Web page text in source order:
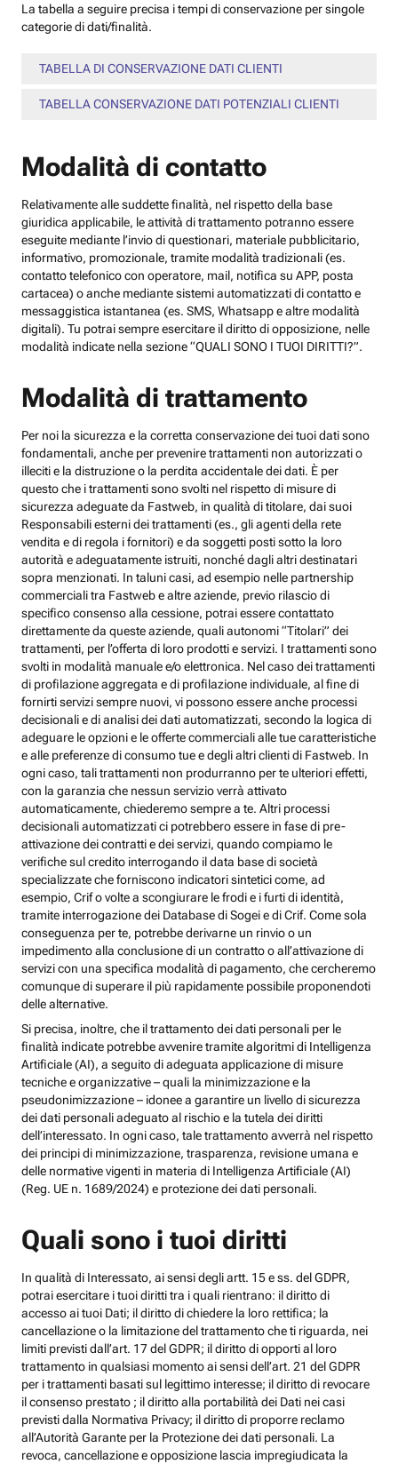
La tabella a seguire precisa i tempi di conservazione per singole
categorie di dati/finalità.
TABELLA DI CONSERVAZIONE DATI CLIENTI
TABELLA CONSERVAZIONE DATI POTENZIALI CLIENTI
Modalità di contatto
Relativamente alle suddette finalità, nel rispetto della base
giuridica applicabile, le attività di trattamento potranno essere
eseguite mediante l’invio di questionari, materiale pubblicitario,
informativo, promozionale, tramite modalità tradizionali (es.
contatto telefonico con operatore, mail, notifica su APP, posta
cartacea) o anche mediante sistemi automatizzati di contatto e
messaggistica istantanea (es. SMS, Whatsapp e altre modalità
digitali). Tu potrai sempre esercitare il diritto di opposizione, nelle
modalità indicate nella sezione “QUALI SONO I TUOI DIRITTI?”.
Modalità di trattamento
Per noi la sicurezza e la corretta conservazione dei tuoi dati sono
fondamentali, anche per prevenire trattamenti non autorizzati o
illeciti e la distruzione o la perdita accidentale dei dati. È per
questo che i trattamenti sono svolti nel rispetto di misure di
sicurezza adeguate da Fastweb, in qualità di titolare, dai suoi
Responsabili esterni dei trattamenti (es., gli agenti della rete
vendita e di regola i fornitori) e da soggetti posti sotto la loro
autorità e adeguatamente istruiti, nonché dagli altri destinatari
sopra menzionati. In taluni casi, ad esempio nelle partnership
commerciali tra Fastweb e altre aziende, previo rilascio di
specifico consenso alla cessione, potrai essere contattato
direttamente da queste aziende, quali autonomi “Titolari” dei
trattamenti, per l’offerta di loro prodotti e servizi. I trattamenti sono
svolti in modalità manuale e/o elettronica. Nel caso dei trattamenti
di profilazione aggregata e di profilazione individuale, al fine di
fornirti servizi sempre nuovi, vi possono essere anche processi
decisionali e di analisi dei dati automatizzati, secondo la logica di
adeguare le opzioni e le offerte commerciali alle tue caratteristiche
e alle preferenze di consumo tue e degli altri clienti di Fastweb. In
ogni caso, tali trattamenti non produrranno per te ulteriori effetti,
con la garanzia che nessun servizio verrà attivato
automaticamente, chiederemo sempre a te. Altri processi
decisionali automatizzati ci potrebbero essere in fase di pre-
attivazione dei contratti e dei servizi, quando compiamo le
verifiche sul credito interrogando il data base di società
specializzate che forniscono indicatori sintetici come, ad
esempio, Crif o volte a scongiurare le frodi e i furti di identità,
tramite interrogazione dei Database di Sogei e di Crif. Come sola
conseguenza per te, potrebbe derivarne un rinvio o un
impedimento alla conclusione di un contratto o all’attivazione di
servizi con una specifica modalità di pagamento, che cercheremo
comunque di superare il più rapidamente possibile proponendoti
delle alternative.
Si precisa, inoltre, che il trattamento dei dati personali per le
finalità indicate potrebbe avvenire tramite algoritmi di Intelligenza
Artificiale (AI), a seguito di adeguata applicazione di misure
tecniche e organizzative – quali la minimizzazione e la
pseudonimizzazione – idonee a garantire un livello di sicurezza
dei dati personali adeguato al rischio e la tutela dei diritti
dell’interessato. In ogni caso, tale trattamento avverrà nel rispetto
dei principi di minimizzazione, trasparenza, revisione umana e
delle normative vigenti in materia di Intelligenza Artificiale (AI)
(Reg. UE n. 1689/2024) e protezione dei dati personali.
Quali sono i tuoi diritti
In qualità di Interessato, ai sensi degli artt. 15 e ss. del GDPR,
potrai esercitare i tuoi diritti tra i quali rientrano: il diritto di
accesso ai tuoi Dati; il diritto di chiedere la loro rettifica; la
cancellazione o la limitazione del trattamento che ti riguarda, nei
limiti previsti dall’art. 17 del GDPR; il diritto di opporti al loro
trattamento in qualsiasi momento ai sensi dell’art. 21 del GDPR
per i trattamenti basati sul legittimo interesse; il diritto di revocare
il consenso prestato ; il diritto alla portabilità dei Dati nei casi
previsti dalla Normativa Privacy; il diritto di proporre reclamo
all’Autorità Garante per la Protezione dei dati personali. La
revoca, cancellazione e opposizione lascia impregiudicata la